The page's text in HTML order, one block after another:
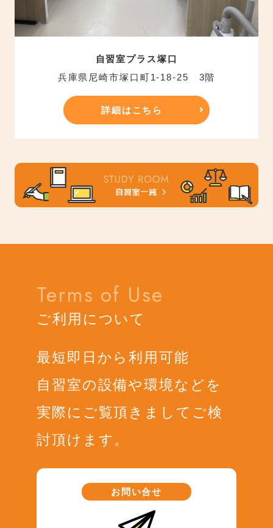
自習室プラス塚口
兵庫県尼崎市塚口町1-18-25 3階
詳細はこちら
Terms of Use
ご利用について
最短即日から利用可能
自習室の設備や環境などを
実際にご覧頂きましてご検
討頂けます。
お問い合せ